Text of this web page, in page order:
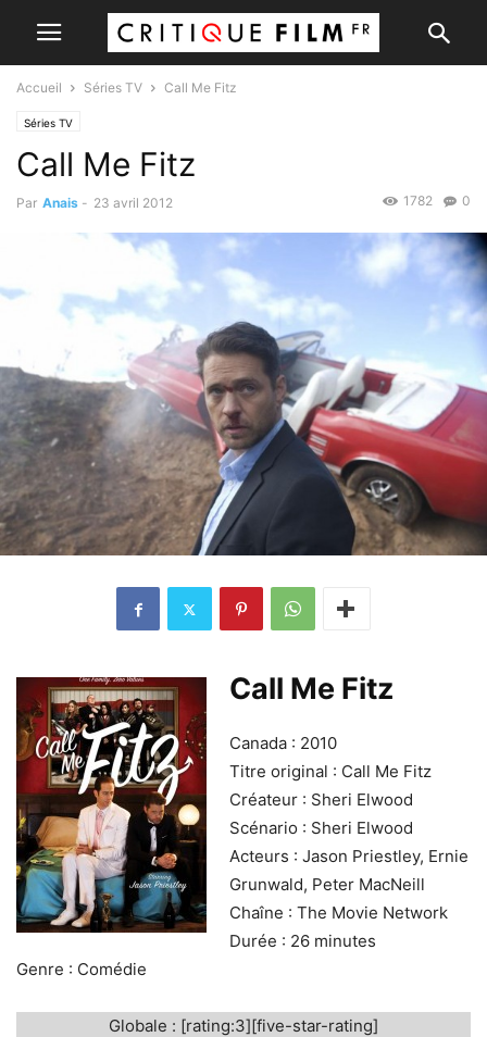
Accueil Séries TV Call Me Fitz
Séries TV
Call Me Fitz
Par Anais - 23 avril 2012 0
1782
Call Me Fitz
Canada : 2010
Titre original : Call Me Fitz
Créateur : Sheri Elwood
Scénario : Sheri Elwood
Acteurs : Jason Priestley, Ernie
Grunwald, Peter MacNeill
Chaîne : The Movie Network
Durée : 26 minutes
Genre : Comédie
Globale : [rating:3][five-star-rating]